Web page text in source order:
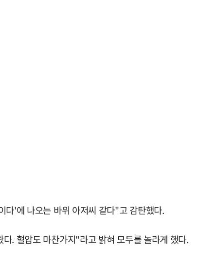
다'에 나오는 바위 아저씨 같다"고 감탄했다.
. 혈압도 마찬가지"라고 밝혀 모두를 놀라게 했다.